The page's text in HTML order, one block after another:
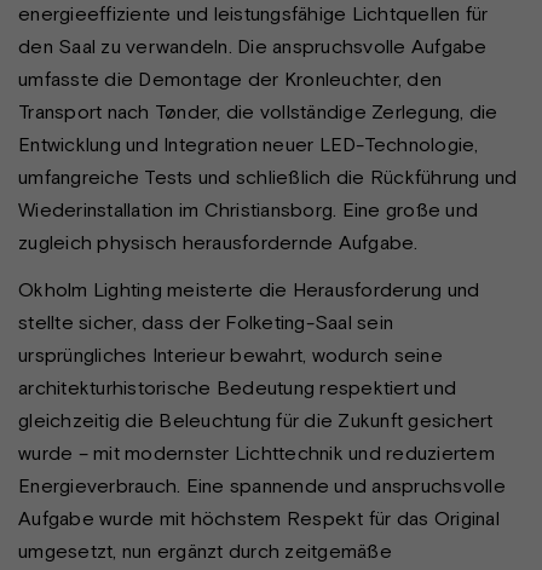
energieeffiziente und leistungsfähige Lichtquellen für
den Saal zu verwandeln. Die anspruchsvolle Aufgabe
umfasste die Demontage der Kronleuchter, den
Transport nach Tønder, die vollständige Zerlegung, die
Entwicklung und Integration neuer LED-Technologie,
umfangreiche Tests und schließlich die Rückführung und
Wiederinstallation im Christiansborg. Eine große und
zugleich physisch herausfordernde Aufgabe.
Okholm Lighting meisterte die Herausforderung und
stellte sicher, dass der Folketing-Saal sein
ursprüngliches Interieur bewahrt, wodurch seine
architekturhistorische Bedeutung respektiert und
gleichzeitig die Beleuchtung für die Zukunft gesichert
wurde – mit modernster Lichttechnik und reduziertem
Energieverbrauch. Eine spannende und anspruchsvolle
Aufgabe wurde mit höchstem Respekt für das Original
umgesetzt, nun ergänzt durch zeitgemäße